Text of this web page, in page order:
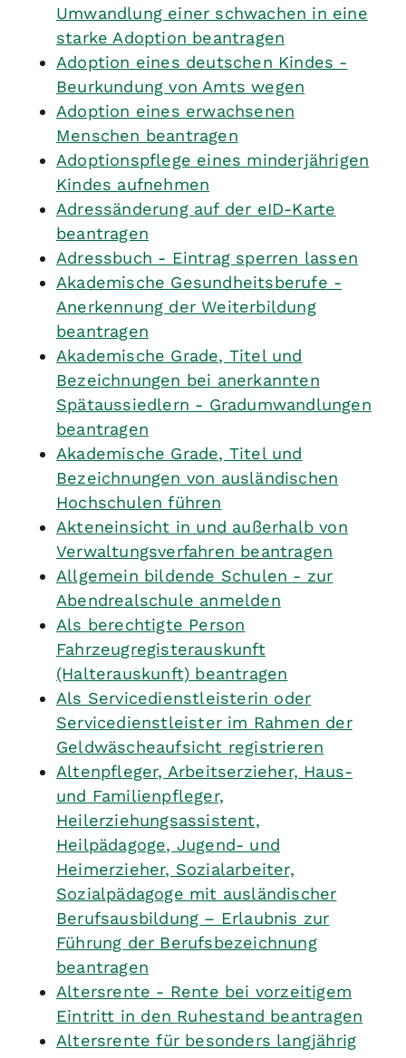
Umwandlung einer schwachen in eine
starke Adoption beantragen
Adoption eines deutschen Kindes -
Beurkundung von Amts wegen
Adoption eines erwachsenen
Menschen beantragen
Adoptionspflege eines minderjährigen
Kindes aufnehmen
Adressänderung auf der eID-Karte
beantragen
Adressbuch - Eintrag sperren lassen
Akademische Gesundheitsberufe -
Anerkennung der Weiterbildung
beantragen
Akademische Grade, Titel und
Bezeichnungen bei anerkannten
Spätaussiedlern - Gradumwandlungen
beantragen
Akademische Grade, Titel und
Bezeichnungen von ausländischen
Hochschulen führen
Akteneinsicht in und außerhalb von
Verwaltungsverfahren beantragen
Allgemein bildende Schulen - zur
Abendrealschule anmelden
Als berechtigte Person
Fahrzeugregisterauskunft
(Halterauskunft) beantragen
Als Servicedienstleisterin oder
Servicedienstleister im Rahmen der
Geldwäscheaufsicht registrieren
Altenpfleger, Arbeitserzieher, Haus-
und Familienpfleger,
Heilerziehungsassistent,
Heilpädagoge, Jugend- und
Heimerzieher, Sozialarbeiter,
Sozialpädagoge mit ausländischer
Berufsausbildung – Erlaubnis zur
Führung der Berufsbezeichnung
beantragen
Altersrente - Rente bei vorzeitigem
Eintritt in den Ruhestand beantragen
Altersrente für besonders langjährig